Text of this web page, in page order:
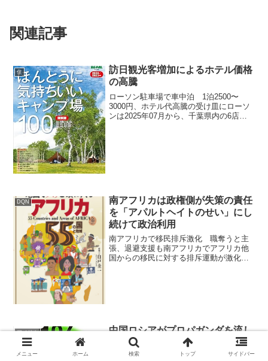
関連記事
住
訪日観光客増加によるホテル価格
の高騰
ローソン駐車場で車中泊 1泊2500〜
3000円、ホテル代高騰の受け皿にローソ
ンは2025年07月から、千葉県内の6店舗
DQN
南アフリカは政権側が失策の責任
を「アパルトヘイトのせい」にし
続けて政治利用
南アフリカで移民排斥激化 職奪うと主
張、退避支援も南アフリカでアフリカ他
国からの移民に対する排斥運動が激化し
アメリカ
中国ロシアがプロパガンダを流し
ている。西側マスコミがリベラル
で綺麗事を言ったら付け込まれる
メニュー ホーム 検索 トップ サイドバー